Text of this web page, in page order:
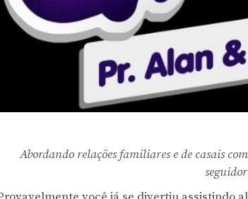
Abordando relações familiares e de casais